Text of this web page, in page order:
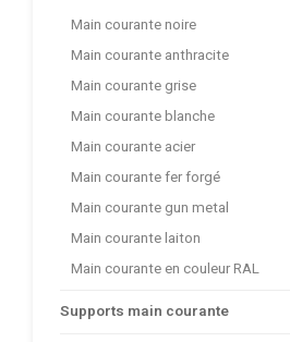
Main courante noire
Main courante anthracite
Main courante grise
Main courante blanche
Main courante acier
Main courante fer forgé
Main courante gun metal
Main courante laiton
Main courante en couleur RAL
Supports main courante